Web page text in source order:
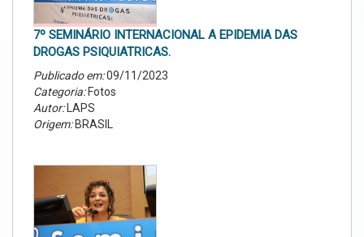
7º SEMINÁRIO INTERNACIONAL A EPIDEMIA DAS
DROGAS PSIQUIATRICAS.
Publicado em:09/11/2023
Categoria:Fotos
Autor:LAPS
Origem:BRASIL